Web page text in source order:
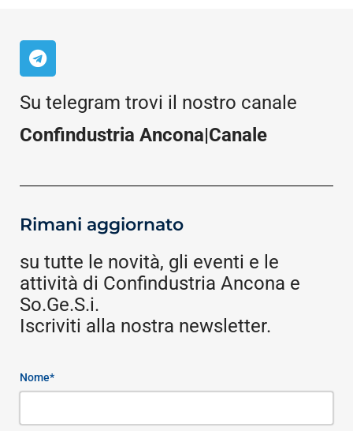
Su telegram trovi il nostro canale
Confindustria Ancona|Canale
Rimani aggiornato
su tutte le novità, gli eventi e le
attività di Confindustria Ancona e
So.Ge.S.i.
Iscriviti alla nostra newsletter.
Nome*